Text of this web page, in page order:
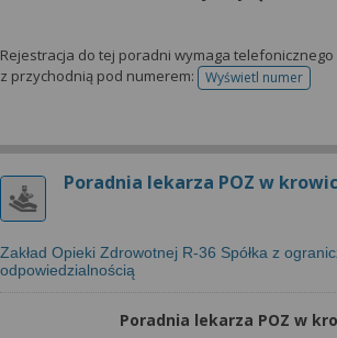
Rejestracja do tej poradni wymaga
z przychodnią pod numerem:
Wyświetl numer
telefonu do
Poradnia lekarza POZ w
Zakład Opieki Zdrowotnej R-36 Spółka z ograniczoną
odpowiedzialnością
Poradnia lekarza POZ w